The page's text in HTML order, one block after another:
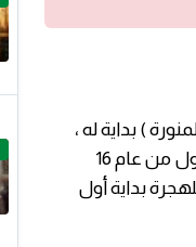
) بداية له ،
وقد تم اعتماده في زمن خلافة عمر بن الخطاب رضى الله عنه، في ربيع الأول من عام 16
و بعد سبعة عشرة سنة من الهجرة كان يوم 1 المحرم من عام 17 للهجرة بداية أول